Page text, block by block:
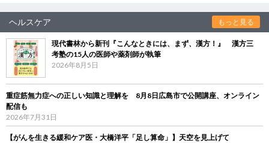
ヘルスケア もっと見る
現代書林から新刊『こんなときには、まず、漢方！』 漢方三
考塾の15人の医師や薬剤師が執筆
2026年8月5日
重症筋無力症への正しい知識と理解を 8月8日広島市で公開講座、オンライン
配信も
2026年7月31日
【がんを生きる緩和ケア医・大橋洋平「足し算命」】天空を見上げて